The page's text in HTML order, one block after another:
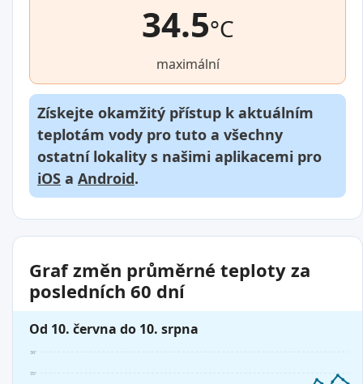
34.5°C
maximální
Získejte okamžitý přístup k aktuálním
teplotám vody pro tuto a všechny
ostatní lokality s našimi aplikacemi pro
iOS a Android.
Graf změn průměrné teploty za
posledních 60 dní
Od 10. června do 10. srpna
35°
36°